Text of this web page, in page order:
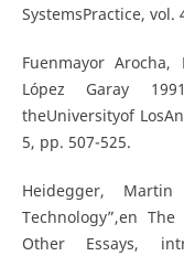
SystemsPractice, vol.
Fuenmayor
López Garay
theUniversityof
5, pp. 507-525.
Heidegger,
Technology”,en
Other Essays,